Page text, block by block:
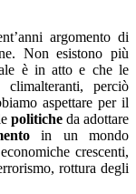
argomento di
Non esistono più
è in atto e che le
perciò
aspettare per il
politiche da adottare
in un mondo
crescenti,
rottura degli